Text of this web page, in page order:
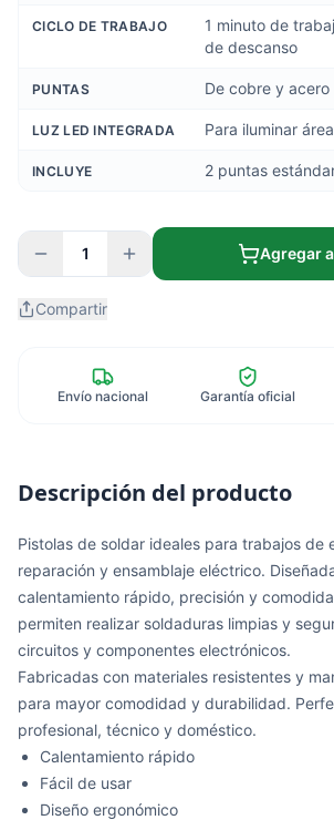
CICLO DE TRABAJO
1 minuto de
de descanso
PUNTAS De cobre y
LUZ LED INTEGRADA Para iluminar
INCLUYE 2 puntas
1 Agregar
Compartir
Envío nacional Garantía oficial
Descripción del producto
Pistolas de soldar ideales para trabajos de
reparación y ensamblaje eléctrico.
calentamiento rápido, precisión y
permiten realizar soldaduras limpias y
circuitos y componentes electrónicos.
Fabricadas con materiales resistentes y
para mayor comodidad y durabilidad.
profesional, técnico y doméstico.
Calentamiento rápido
Fácil de usar
Diseño ergonómico